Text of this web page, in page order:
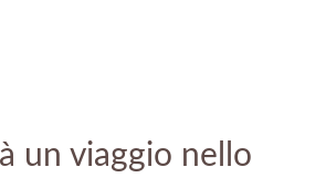
un viaggio nello